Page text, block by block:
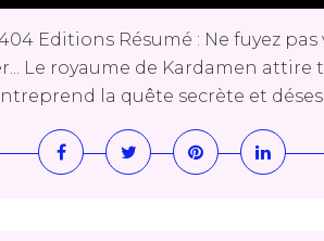
Editions Résumé : Ne fuyez
Le royaume de Kardamen attire
la quête secrète et